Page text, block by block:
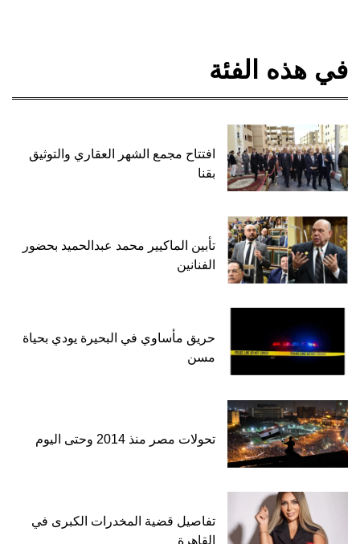
في هذه الفئة
افتتاح مجمع الشهر العقاري والتوثيق
بقنا
تأبين الماكيير محمد عبدالحميد بحضور
الفنانين
حريق مأساوي في البحيرة يودي بحياة
مسن
تحولات مصر منذ 2014 وحتى اليوم
تفاصيل قضية المخدرات الكبرى في
القاهرة